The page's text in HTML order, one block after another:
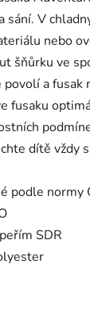
V
nebo
šňůrku ve
a
fusaku
dítě vždy
podle
SDR